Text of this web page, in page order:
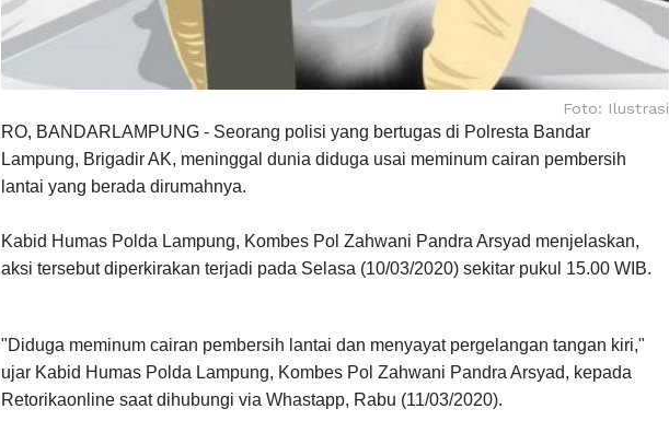
Foto: Ilustrasi
RO, BANDARLAMPUNG - Seorang polisi yang bertugas di Polresta Bandar
Lampung, Brigadir AK, meninggal dunia diduga usai meminum cairan pembersih
lantai yang berada dirumahnya.
Kabid Humas Polda Lampung, Kombes Pol Zahwani Pandra Arsyad menjelaskan,
aksi tersebut diperkirakan terjadi pada Selasa (10/03/2020) sekitar pukul 15.00 WIB.
"Diduga meminum cairan pembersih lantai dan menyayat pergelangan tangan kiri,"
ujar Kabid Humas Polda Lampung, Kombes Pol Zahwani Pandra Arsyad, kepada
Retorikaonline saat dihubungi via Whastapp, Rabu (11/03/2020).